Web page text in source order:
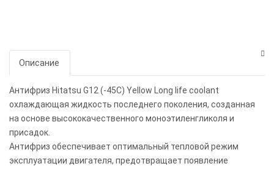
Описание
Антифриз Hitatsu G12 (-45C) Yellow Long life coolant
охлаждающая жидкость последнего поколения, созданная
на основе высококачественного моноэтиленгликоля и
присадок.
Антифриз обеспечивает оптимальный тепловой режим
эксплуатации двигателя, предотвращает появление